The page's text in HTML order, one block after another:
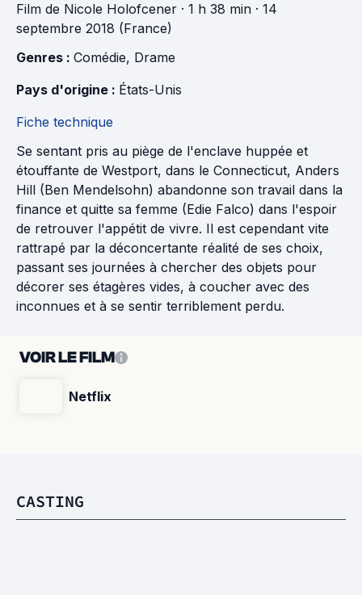
Film de Nicole Holofcener · 1 h 38 min · 14
septembre 2018 (France)
Genres : Comédie, Drame
Pays d'origine : États-Unis
Fiche technique
Se sentant pris au piège de l'enclave huppée et
étouffante de Westport, dans le Connecticut, Anders
Hill (Ben Mendelsohn) abandonne son travail dans la
finance et quitte sa femme (Edie Falco) dans l'espoir
de retrouver l'appétit de vivre. Il est cependant vite
rattrapé par la déconcertante réalité de ses choix,
passant ses journées à chercher des objets pour
décorer ses étagères vides, à coucher avec des
inconnues et à se sentir terriblement perdu.
VOIR LE FILM
Netflix
CASTING